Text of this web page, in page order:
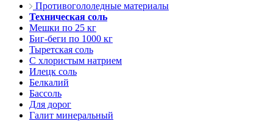
Противогололедные материалы
Техническая соль
Мешки по 25 кг
Биг-беги по 1000 кг
Тыретская соль
С хлористым натрием
Илецк соль
Белкалий
Бассоль
Для дорог
Галит минеральный